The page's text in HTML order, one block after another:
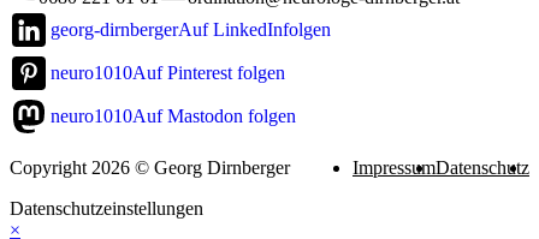
georg-dirnbergerAuf LinkedInfolgen
neuro1010Auf Pinterest folgen
neuro1010Auf Mastodon folgen
Copyright 2026 © Georg Dirnberger ImpressumDatenschutz
Datenschutzeinstellungen
×